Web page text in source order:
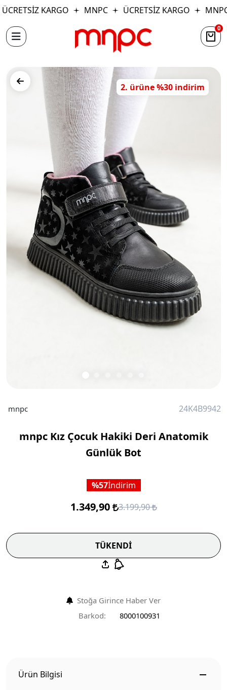
KARGO MNPC ÜCRETSİZ KARGO MNPC
0
2. ürüne %30 indirim
mnpc 24K4B9942
mnpc Kız Çocuk Hakiki Deri Anatomik
Günlük Bot
57İndirim
1.349,90 3.199,90
TÜKENDİ
Stoğa Girince Haber Ver
Barkod:
8000100931
Ürün Bilgisi